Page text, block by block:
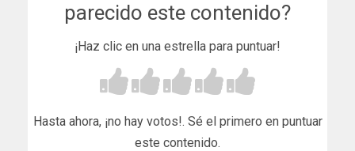
parecido este contenido?
¡Haz clic en una estrella para puntuar!
Hasta ahora, ¡no hay votos!. Sé el primero en puntuar
este contenido.